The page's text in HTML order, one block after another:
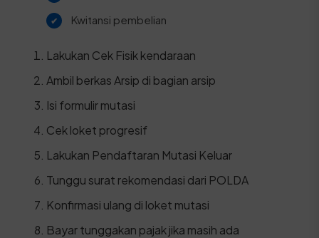
Kwitansi pembelian
Lakukan Cek Fisik kendaraan
Ambil berkas Arsip di bagian arsip
Isi formulir mutasi
Cek loket progresif
Lakukan Pendaftaran Mutasi Keluar
Tunggu surat rekomendasi dari POLDA
Konfirmasi ulang di loket mutasi
Bayar tunggakan pajak jika masih ada